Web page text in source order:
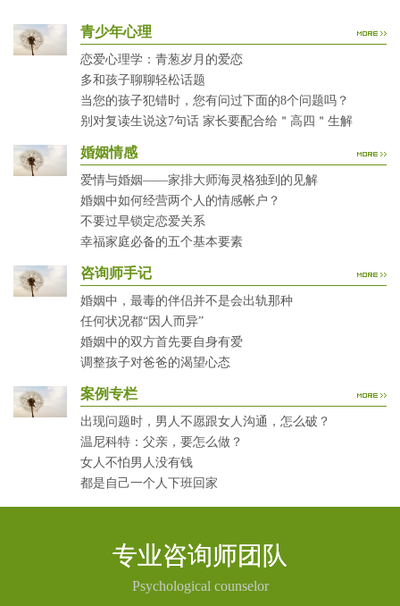
青少年心理
恋爱心理学：青葱岁月的爱恋
多和孩子聊聊轻松话题
当您的孩子犯错时，您有问过下面的8个问题吗？
别对复读生说这7句话 家长要配合给＂高四＂生解
婚姻情感
爱情与婚姻——家排大师海灵格独到的见解
婚姻中如何经营两个人的情感帐户？
不要过早锁定恋爱关系
幸福家庭必备的五个基本要素
咨询师手记
婚姻中，最毒的伴侣并不是会出轨那种
任何状况都“因人而异”
婚姻中的双方首先要自身有爱
调整孩子对爸爸的渴望心态
案例专栏
出现问题时，男人不愿跟女人沟通，怎么破？
温尼科特：父亲，要怎么做？
女人不怕男人没有钱
都是自己一个人下班回家
专业咨询师团队
Psychological counselor